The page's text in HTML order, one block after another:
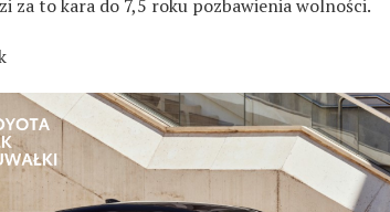
za to kara do 7,5 roku pozbawienia wolności.